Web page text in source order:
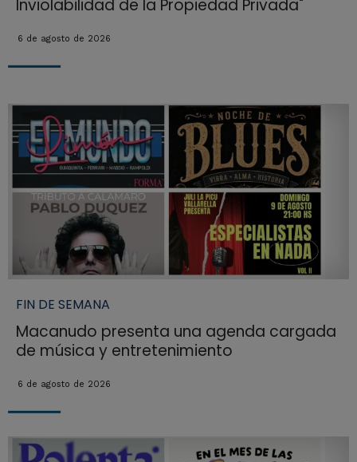
Inviolabilidad de la Propiedad Privada"
6 de agosto de 2026
FIN DE SEMANA
Macanudo presenta una agenda cargada
de música y entretenimiento
6 de agosto de 2026